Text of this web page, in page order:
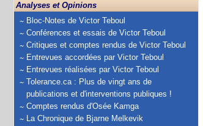
Analyses et Opinions
Bloc-Notes de Victor Teboul
Conférences et essais de Victor Teboul
Critiques et comptes rendus de Victor Teboul
Entrevues accordées par Victor Teboul
Entrevues réalisées par Victor Teboul
Tolerance.ca : Plus de vingt ans de
publications et d'interventions publiques !
Comptes rendus d'Osée Kamga
La Chronique de Bjarne Melkevik